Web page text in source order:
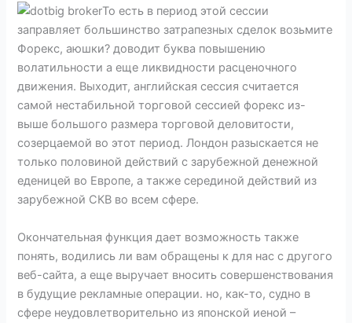
То есть в период этой сессии
заправляет большинство затрапезных сделок возьмите
Форекс, аюшки? доводит буква повышению
волатильности а еще ликвидности расценочного
движения. Выходит, английская сессия считается
самой нестабильной торговой сессией форекс из-
выше большого размера торговой деловитости,
созерцаемой во этот период. Лондон разыскается не
только половиной действий с зарубежной денежной
еденицей во Европе, а также серединой действий из
зарубежной СКВ во всем сфере.
Окончательная функция дает возможность также
понять, водились ли вам обращены к для нас с другого
веб-сайта, а еще выручает вносить совершенствования
в будущие рекламные операции. но, как-то, судно в
сфере неудовлетворительно из японской иеной –